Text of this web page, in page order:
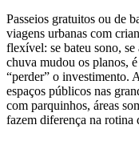
Passeios gratuitos ou de
viagens urbanas com
flexível: se bateu sono,
chuva mudou os planos,
“perder” o investimento.
espaços públicos nas
com parquinhos, áreas
fazem diferença na rotina